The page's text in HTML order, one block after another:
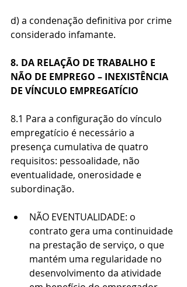
d) a condenação definitiva por crime
considerado infamante.
8. DA RELAÇÃO DE TRABALHO E
NÃO DE EMPREGO – INEXISTÊNCIA
DE VÍNCULO EMPREGATÍCIO
8.1 Para a configuração do vínculo
empregatício é necessário a
presença cumulativa de quatro
requisitos: pessoalidade, não
eventualidade, onerosidade e
subordinação.
NÃO EVENTUALIDADE: o
contrato gera uma continuidade
na prestação de serviço, o que
mantém uma regularidade no
desenvolvimento da atividade